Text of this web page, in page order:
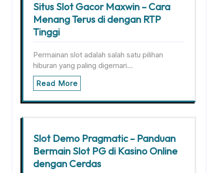
Situs Slot Gacor Maxwin – Cara
Menang Terus di dengan RTP
Tinggi
Permainan slot adalah salah satu pilihan
hiburan yang paling digemari…
Read More
Slot Demo Pragmatic – Panduan
Bermain Slot PG di Kasino Online
dengan Cerdas